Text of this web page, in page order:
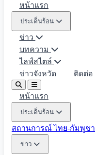
หน้าแรก
ประเด็นร้อน
ข่าว
บทความ
ไลฟ์สไตล์
ข่าวจังหวัด
ติดต่อ
หน้าแรก
ประเด็นร้อน
สถานการณ์ ไทย-กัมพูชา
ข่าว